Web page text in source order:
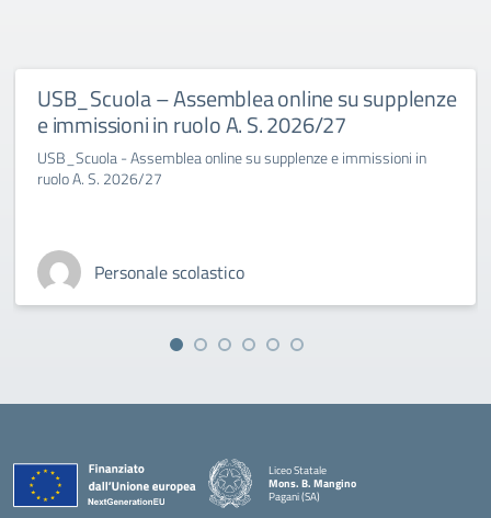
USB_Scuola – Assemblea online su supplenze
e immissioni in ruolo A. S. 2026/27
USB_Scuola - Assemblea online su supplenze e immissioni in
ruolo A. S. 2026/27
Personale scolastico
Liceo Statale
Mons. B. Mangino
Pagani (SA)
— Visita la pagina iniziale della scuola